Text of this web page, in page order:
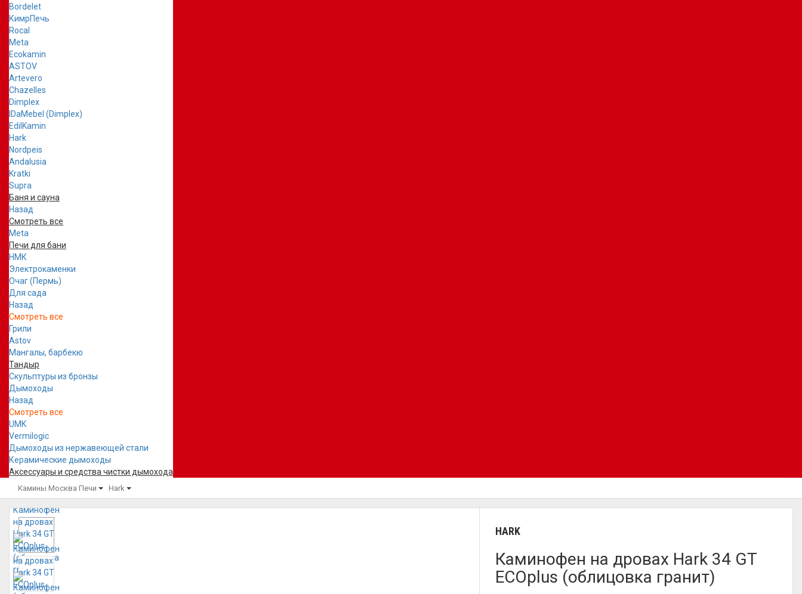
Bordelet
КимрПечь
Rocal
Meta
Ecokamin
ASTOV
Artevero
Chazelles
Dimplex
IDaMebel (Dimplex)
EdilKamin
Hark
Nordpeis
Andalusia
Kratki
Supra
Баня и сауна
Назад
Смотреть все
Meta
Печи для бани
НМК
Электрокаменки
Очаг (Пермь)
Для сада
Назад
Смотреть все
Грили
Astov
Мангалы, барбекю
Тандыр
Скульптуры из бронзы
Дымоходы
Назад
Смотреть все
UMK
Vermilogic
Дымоходы из нержавеющей стали
Керамические дымоходы
Аксессуары и средства чистки дымохода
Камины Москва Печи Hark
HARK
Каминофен на дровах Hark 34 GT
ECOplus (облицовка гранит)